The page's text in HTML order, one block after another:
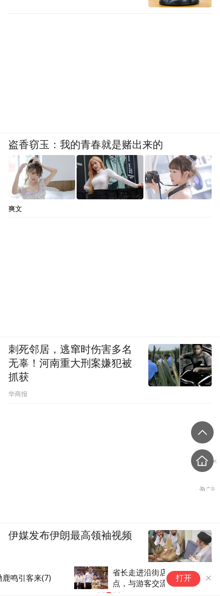
省长走进沿街店铺、网红打卡
点，与游客交流
打开
盗香窃玉：我的青春就是赌出来的
爽文
刺死邻居，逃窜时伤害多名
无辜！河南重大刑案嫌犯被
抓获
华商报
伊媒发布伊朗最高领袖视频